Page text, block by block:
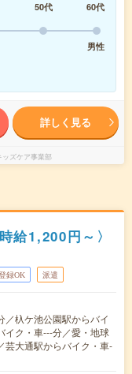
50代
60代
男性
詳しく見る
ズケア事業部
給1,200円～〉
録OK 派遣
／杁ケ池公園駅からバイ
イク・車---分／愛・地球
芸大通駅からバイク・車-